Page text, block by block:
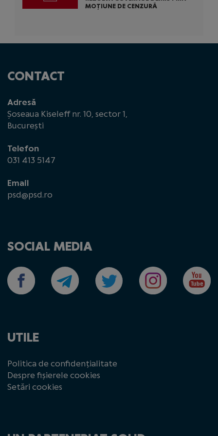
MOȚIUNE DE CENZURĂ
CONTACT
Adresă
Șoseaua Kiseleff nr. 10, sector 1,
București
Telefon
031 413 5147
Email
psd@psd.ro
SOCIAL MEDIA
UTILE
Politica de confidențialitate
Despre fișierele cookies
Setări cookies